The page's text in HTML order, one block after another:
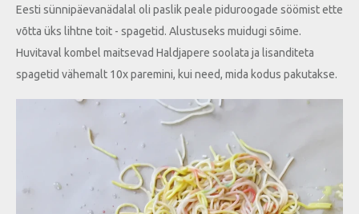
Eesti sünnipäevanädalal oli paslik peale piduroogade söömist ette
võtta üks lihtne toit - spagetid. Alustuseks muidugi sõime.
Huvitaval kombel maitsevad Haldjapere soolata ja lisanditeta
spagetid vähemalt 10x paremini, kui need, mida kodus pakutakse.